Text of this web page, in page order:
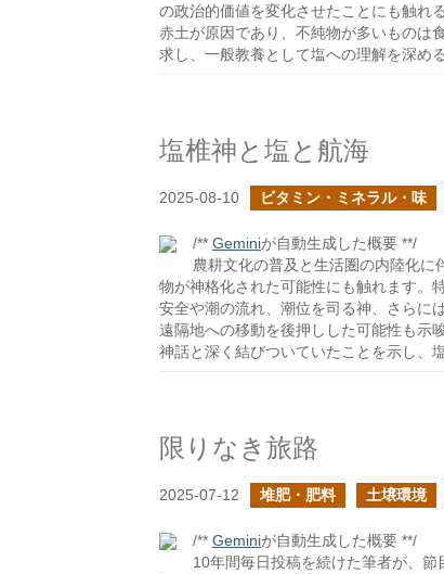
の政治的価値を変化させたことにも触れ
赤土が原因であり、不純物が多いものは
求し、一般教養として塩への理解を深め
塩椎神と塩と航海
2025-08-10 ビタミン・ミネラル・味
/** Geminiが自動生成した概要 **/
農耕文化の普及と生活圏の内陸化に
物が神格化された可能性にも触れます。
安全や潮の流れ、潮位を司る神、さらに
遠隔地への移動を後押しした可能性も示
神話と深く結びついていたことを示し、
限りなき旅路
2025-07-12 堆肥・肥料 土壌環境
/** Geminiが自動生成した概要 **/
10年間毎日投稿を続けた筆者が、節